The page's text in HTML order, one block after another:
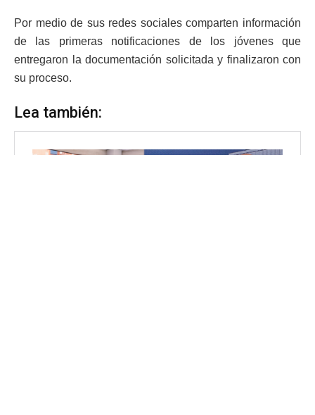
Por medio de sus redes sociales comparten información
de las primeras notificaciones de los jóvenes que
entregaron la documentación solicitada y finalizaron con
su proceso.
Lea también: